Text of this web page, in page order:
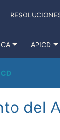
APICD
del